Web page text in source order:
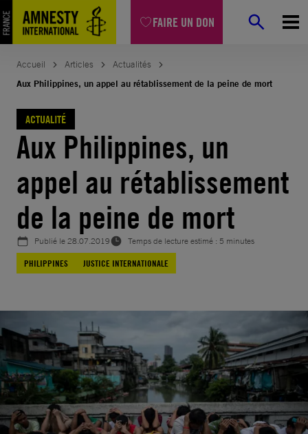
FAIRE UN DON
Aller
au
contenu
Accueil Articles
Actualités
Aux Philippines, un appel au rétablissement de la peine de mort
ACTUALITÉ
Aux Philippines, un
appel au rétablissement
de la peine de mort
Publié le28.07.2019
Temps de lecture estimé : 5 minutes
PHILIPPINES
JUSTICE INTERNATIONALE